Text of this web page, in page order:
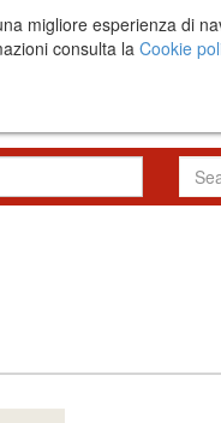
migliore esperienza di
consulta la Cookie